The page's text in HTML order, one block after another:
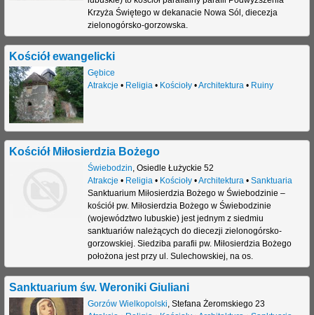
Krzyża Świętego w dekanacie Nowa Sól, diecezja
zielonogórsko-gorzowska.
Kościół ewangelicki
Gębice
Atrakcje • Religia• Kościoły•Architektura• Ruiny
Kościół Miłosierdzia Bożego
Świebodzin, Osiedle Łużyckie 52
Atrakcje • Religia• Kościoły•Architektura• Sanktuaria
Sanktuarium Miłosierdzia Bożego w Świebodzinie –
kościół pw. Miłosierdzia Bożego w Świebodzinie
(województwo lubuskie) jest jednym z siedmiu
sanktuariów należących do diecezji zielonogórsko-
gorzowskiej. Siedziba parafii pw. Miłosierdzia Bożego
położona jest przy ul. Sulechowskiej, na os.
Sanktuarium św. Weroniki Giuliani
Gorzów Wielkopolski Stefana Żeromskiego 23